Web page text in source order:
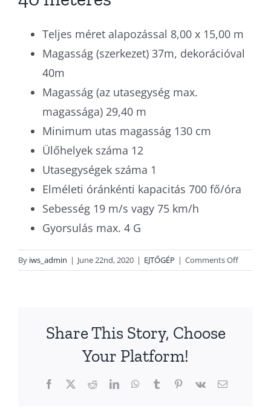
Teljes méret alapozással 8,00 x 15,00 m
Magasság (szerkezet) 37m, dekorációval
40m
Magasság (az utasegység max.
magassága) 29,40 m
Minimum utas magasság 130 cm
Ülőhelyek száma 12
Utasegységek száma 1
Elméleti óránkénti kapacitás 700 fő/óra
Sebesség 19 m/s vagy 75 km/h
Gyorsulás max. 4 G
By iws_admin | June 22nd, 2020 | EJTŐGÉP | Comments Offon
40
Share This Story, Choose
Your Platform!
Facebook
X RedditLinkedInWhatsApp
TumblrPinterest
Vk Email